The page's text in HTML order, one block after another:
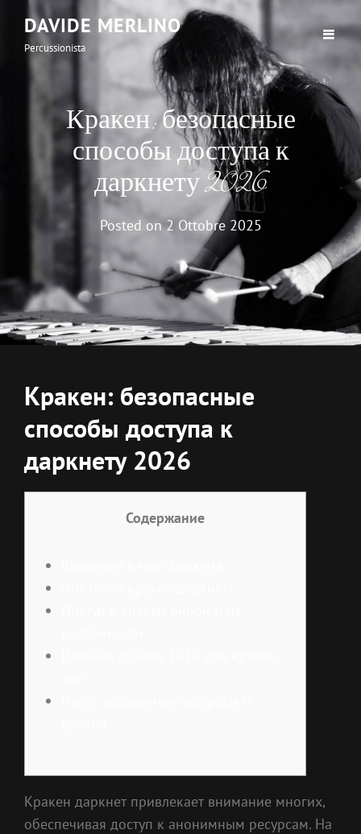
DAVIDE MERLINO
Percussionista
Кракен: безопасные
способы доступа к
даркнету 2026
Posted on2 Ottobre 2025
Кракен: безопасные
способы доступа к
даркнету 2026
Содержание
Кракен даркнет привлекает внимание многих,
обеспечивая доступ к анонимным ресурсам. На